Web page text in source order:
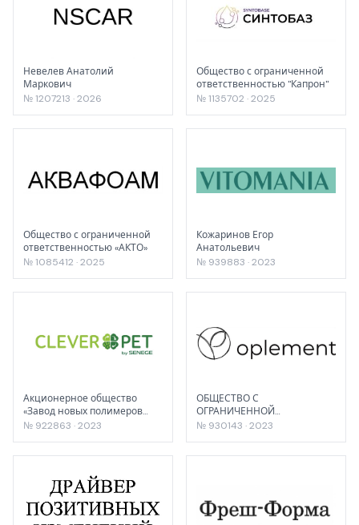
Невелев Анатолий
Маркович
№ 1207213 · 2026
Общество с ограниченной
ответственностью "Капрон"
№ 1135702 · 2025
Общество с ограниченной
ответственностью «АКТО»
№ 1085412 · 2025
Кожаринов Егор
Анатольевич
№ 939883 · 2023
Акционерное общество
«Завод новых полимеров
«Сенеж»
№ 922863 · 2023
ОБЩЕСТВО С
ОГРАНИЧЕННОЙ
ОТВЕТСТВЕННОСТЬЮ
№ 930143 · 2023